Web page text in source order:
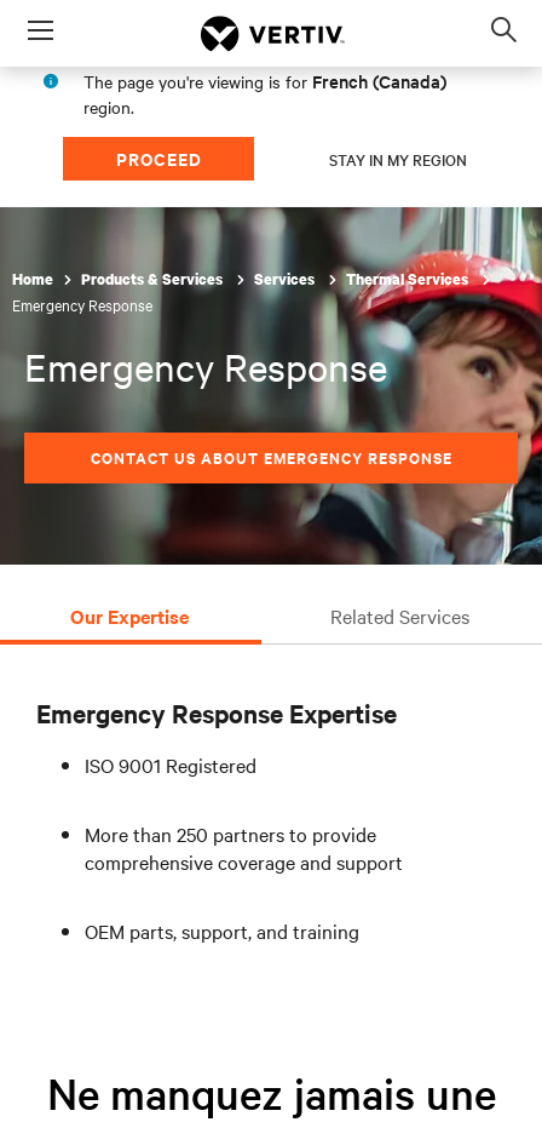
Menu
The page you're viewing is for French (Canada)
region.
PROCEED STAY IN MY REGION
Home Products & Services Services Thermal Services
Emergency Response
Emergency Response
CONTACT US ABOUT EMERGENCY RESPONSE
Our Expertise Related Services
Emergency Response Expertise
ISO 9001 Registered
More than 250 partners to provide
comprehensive coverage and support
OEM parts, support, and training
Ne manquez jamais une